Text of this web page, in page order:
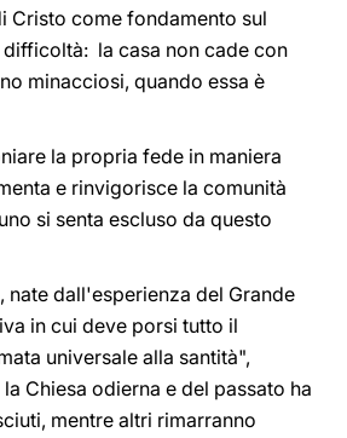
Cristo come fondamento sul
la casa non cade con
minacciosi, quando essa è
la propria fede in maniera
e rinvigorisce la comunità
si senta escluso da questo
dall'esperienza del Grande
in cui deve porsi tutto il
universale alla santità",
Chiesa odierna e del passato ha
mentre altri rimarranno